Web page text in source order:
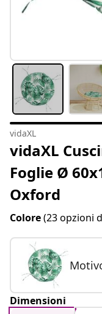
vidaXL
vidaXL
Foglie Ø
Oxford
Colore(23 opzioni
Dimensioni